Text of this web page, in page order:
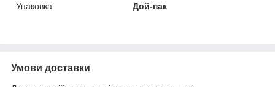
Упаковка
Дой-пак
Умови доставки